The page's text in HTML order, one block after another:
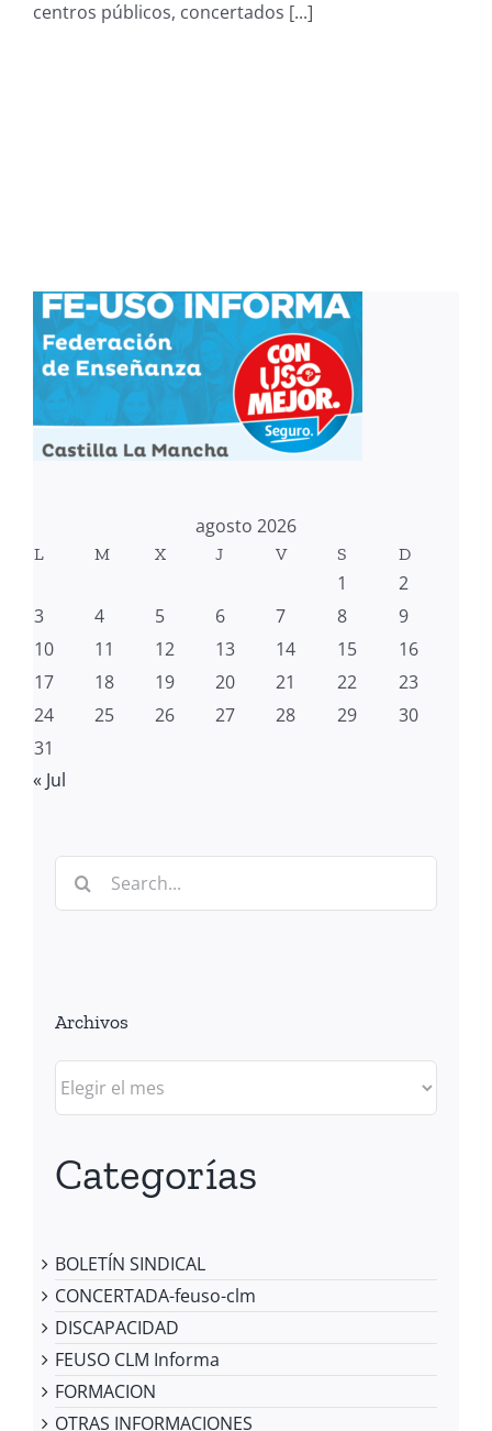
centros públicos, concertados [...]
agosto 2026
L M X J V S D
1
2
3
4 5 6 7 8
9
10
11 12 13 14 15
16
17
18 19 20 21 22
23
24
25 26 27 28 29
30
31
« Jul
Search
Archivos
Archivos
Categorías
BOLETÍN SINDICAL
CONCERTADA-feuso-clm
DISCAPACIDAD
FEUSO CLM Informa
FORMACION
OTRAS INFORMACIONES